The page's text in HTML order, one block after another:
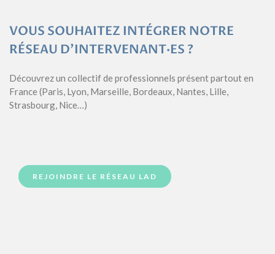
VOUS SOUHAITEZ INTÉGRER NOTRE
RÉSEAU D’INTERVENANT·ES ?
Découvrez un collectif de professionnels présent partout en
France (Paris, Lyon, Marseille, Bordeaux, Nantes, Lille,
Strasbourg, Nice…)
REJOINDRE LE RÉSEAU LAD